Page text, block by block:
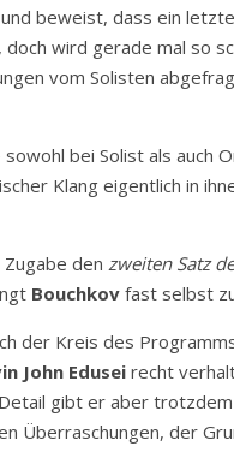
beweist, dass ein
wird gerade mal so
vom Solisten
bei Solist als
Klang eigentlich in
den zweiten Satz
Bouchkov fast selbst
der Kreis des
John Edusei recht
gibt er aber
Überraschungen, der